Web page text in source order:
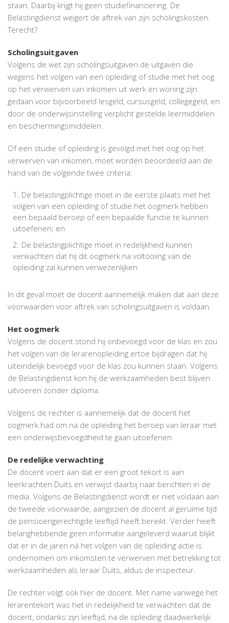
OP
LEEFTIJD
staan. Daarbij krijgt hij geen studiefinanciering. De
Belastingdienst weigert de aftrek van zijn scholingskosten.
Terecht?
Scholingsuitgaven
Volgens de wet zijn scholingsuitgaven de uitgaven die
wegens het volgen van een opleiding of studie met het oog
op het verwerven van inkomen uit werk en woning zijn
gedaan voor bijvoorbeeld lesgeld, cursusgeld, collegegeld, en
door de onderwijsinstelling verplicht gestelde leermiddelen
en beschermingsmiddelen.
Of een studie of opleiding is gevolgd met het oog op het
verwerven van inkomen, moet worden beoordeeld aan de
hand van de volgende twee criteria:
De belastingplichtige moet in de eerste plaats met het
volgen van een opleiding of studie het oogmerk hebben
een bepaald beroep of een bepaalde functie te kunnen
uitoefenen; en
De belastingplichtige moet in redelijkheid kunnen
verwachten dat hij dit oogmerk na voltooiing van de
opleiding zal kunnen verwezenlijken.
In dit geval moet de docent aannemelijk maken dat aan deze
voorwaarden voor aftrek van scholingsuitgaven is voldaan.
Het oogmerk
Volgens de docent stond hij onbevoegd voor de klas en zou
het volgen van de lerarenopleiding ertoe bijdragen dat hij
uiteindelijk bevoegd voor de klas zou kunnen staan. Volgens
de Belastingdienst kon hij de werkzaamheden best blijven
uitvoeren zonder diploma.
Volgens de rechter is aannemelijk dat de docent het
oogmerk had om na de opleiding het beroep van leraar met
een onderwijsbevoegdheid te gaan uitoefenen.
De redelijke verwachting
De docent voert aan dat er een groot tekort is aan
leerkrachten Duits en verwijst daarbij naar berichten in de
media. Volgens de Belastingdienst wordt er niet voldaan aan
de tweede voorwaarde, aangezien de docent al geruime tijd
de pensioengerechtigde leeftijd heeft bereikt. Verder heeft
belanghebbende geen informatie aangeleverd waaruit blijkt
dat er in de jaren ná het volgen van de opleiding actie is
ondernomen om inkomsten te verwerven met betrekking tot
werkzaamheden als leraar Duits, aldus de inspecteur.
De rechter volgt ook hier de docent. Met name vanwege het
lerarentekort was het in redelijkheid te verwachten dat de
docent, ondanks zijn leeftijd, na de opleiding daadwerkelijk